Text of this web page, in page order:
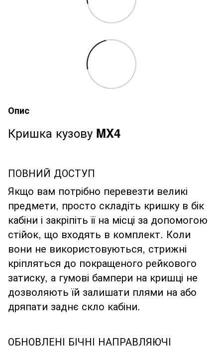
Опис
Кришка кузову MX4
ПОВНИЙ ДОСТУП
Якщо вам потрібно перевезти великі
предмети, просто складіть кришку в бік
кабіни і закріпіть її на місці за допомогою
стійок, що входять в комплект. Коли
вони не використовуються, стрижні
кріпляться до покращеного рейкового
затиску, а гумові бампери на кришці не
дозволяють їй залишати плями на або
дряпати заднє скло кабіни.
ОБНОВЛЕНІ БІЧНІ НАПРАВЛЯЮЧІ